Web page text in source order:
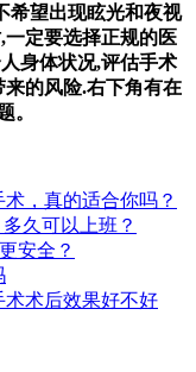
希望出现眩光和夜视
定要选择正规的医
身体状况,评估手术
的风险.右下角有在
。
，真的适合你吗？
久可以上班？
安全？
术后效果好不好